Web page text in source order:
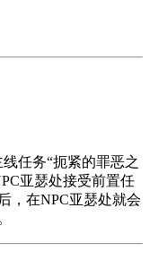
任务“扼紧的罪恶之
亚瑟处接受前置任
，在NPC亚瑟处就会